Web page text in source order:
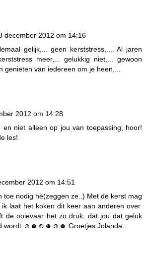
december 2012 om 14:16
gelijk,... geen kerststress,.... Al jaren
meer,... gelukkig niet,... gewoon
genieten van iedereen om je heen,...
2012 om 14:28
en niet alleen op jou van toepassing, hoor!
les!
2012 om 14:51
toe nodig hè(zeggen ze..) Met de kerst mag
laat het koken dit keer aan anderen over.
de ooievaar het zo druk, dat jou dat geluk
wordt ☺☻☺☻☺☻ Groetjes Jolanda.